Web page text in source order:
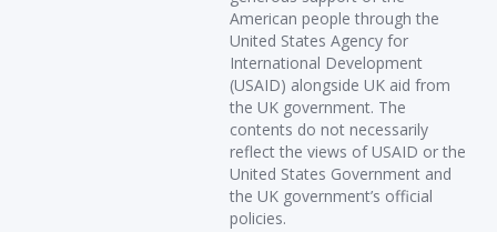
American people through the
United States Agency for
International Development
(USAID) alongside UK aid from
the UK government. The
contents do not necessarily
reflect the views of USAID or the
United States Government and
the UK government’s official
policies.